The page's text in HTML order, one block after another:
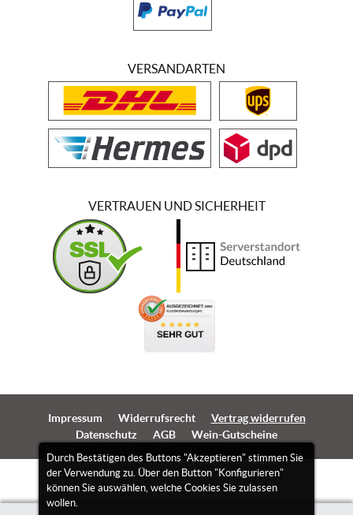
Durch Bestätigen des Buttons "Akzeptieren" stimmen Sie
der Verwendung zu. Über den Button "Konfigurieren"
können Sie auswählen, welche Cookies Sie zulassen
wollen.
VERSANDARTEN
VERTRAUEN UND SICHERHEIT
Impressum Widerrufsrecht
Vertrag widerrufen
Datenschutz
AGB Wein-Gutscheine